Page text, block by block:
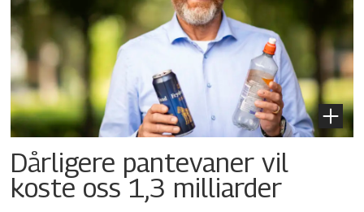
Dårligere pantevaner vil
koste oss 1,3 milliarder